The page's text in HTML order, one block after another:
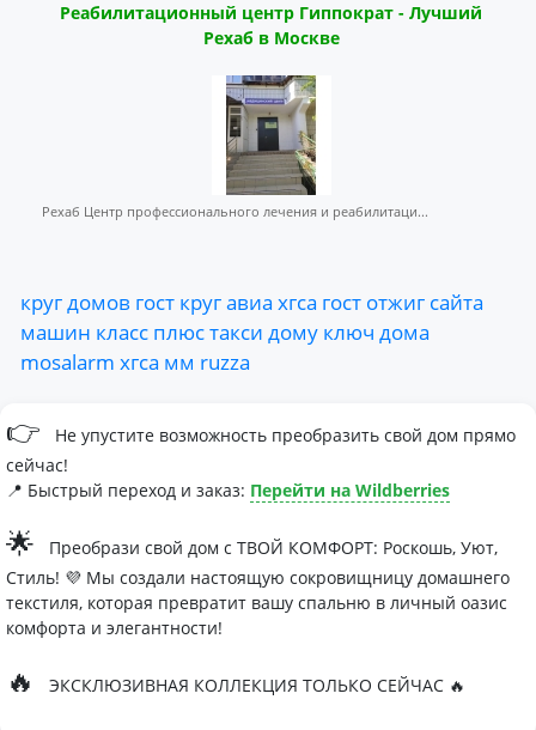
Реабилитационный центр Гиппократ - Лучший
Рехаб в Москве
Рехаб Центр профессионального лечения и реабилитаци...
кругдомов гост кругавиа хгса гост отжиг сайта
машин класс плюстакси дому ключ дома
mosalarm хгса мм ruzza
👉
Не упустите возможность преобразить свой дом прямо
сейчас!
📍 Быстрый переход и заказ: Перейти на Wildberries
🌟
Преобрази свой дом с ТВОЙ КОМФОРТ: Роскошь, Уют,
Стиль! 💜 Мы создали настоящую сокровищницу домашнего
текстиля, которая превратит вашу спальню в личный оазис
комфорта и элегантности!
🔥 ЭКСКЛЮЗИВНАЯ КОЛЛЕКЦИЯ ТОЛЬКО СЕЙЧАС 🔥